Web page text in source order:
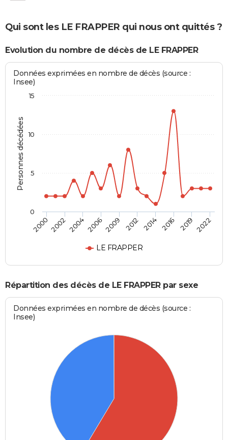
Qui sont les LE FRAPPER qui nous ont quittés ?
Evolution du nombre de décès de LE FRAPPER
Personnes décédées
Données exprimées en nombre de décès (source :
Insee)
LE FRAPPER
20002002200420062009 2012 2014 2016 2019 2022
0
5
10
15
Répartition des décès de LE FRAPPER par sexe
Données exprimées en nombre de décès (source :
Insee)